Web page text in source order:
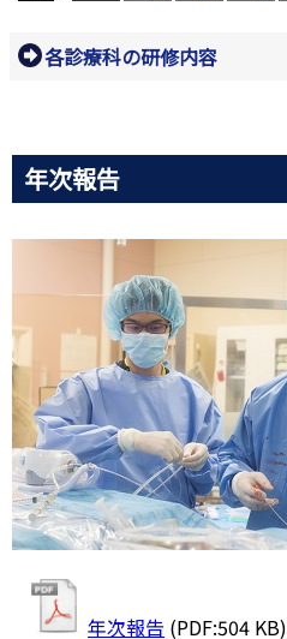
各診療科の研修内容
年次報告
年次報告 (PDF:504 KB)